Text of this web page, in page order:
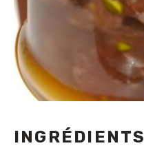
INGRÉDIENTS